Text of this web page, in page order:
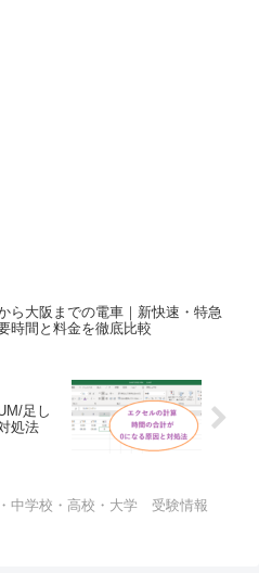
ら大阪までの電車｜新快速・特急
時間と料金を徹底比較
足し
処法
中学校・高校・大学 受験情報